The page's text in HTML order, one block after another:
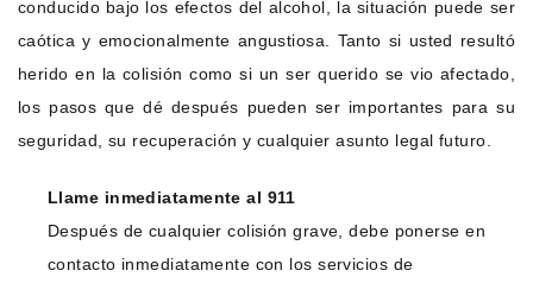
conducido bajo los efectos del alcohol, la situación puede ser
caótica y emocionalmente angustiosa. Tanto si usted resultó
herido en la colisión como si un ser querido se vio afectado,
los pasos que dé después pueden ser importantes para su
seguridad, su recuperación y cualquier asunto legal futuro.
Llame inmediatamente al 911
Después de cualquier colisión grave, debe ponerse en
contacto inmediatamente con los servicios de